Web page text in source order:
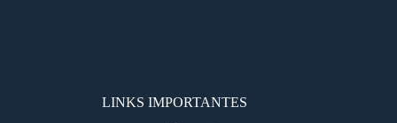
LINKS IMPORTANTES